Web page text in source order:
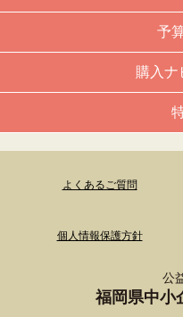
予
購入ナ
よくあるご質問
個人情報保護方針
公
福岡県中小